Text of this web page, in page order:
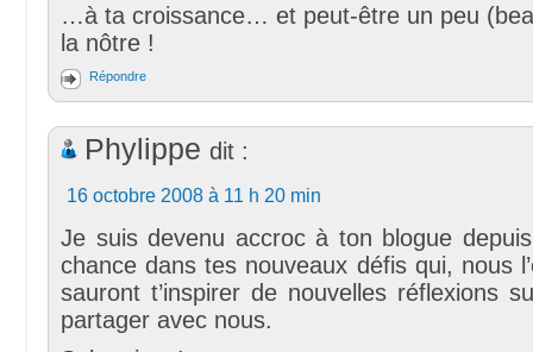
…à ta croissance… et peut-être un peu
la nôtre !
Répondre
Phylippe dit :
16 octobre 2008 à 11 h 20 min
Je suis devenu accroc à ton blogue
chance dans tes nouveaux défis qui, nous
sauront t’inspirer de nouvelles réflexions
partager avec nous.